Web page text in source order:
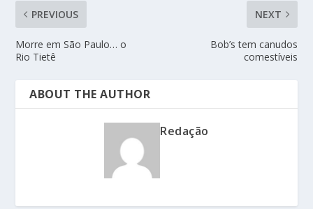
PREVIOUS
Morre em São Paulo… o
Rio Tietê
NEXT
Bob’s tem canudos
comestíveis
ABOUT THE AUTHOR
Redação